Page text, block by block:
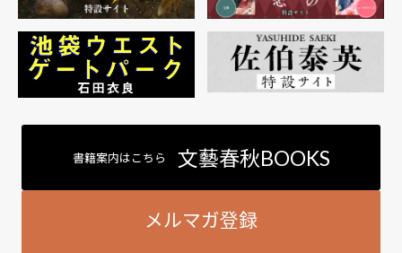
書籍案内はこちら 文藝春秋BOOKS
メルマガ登録